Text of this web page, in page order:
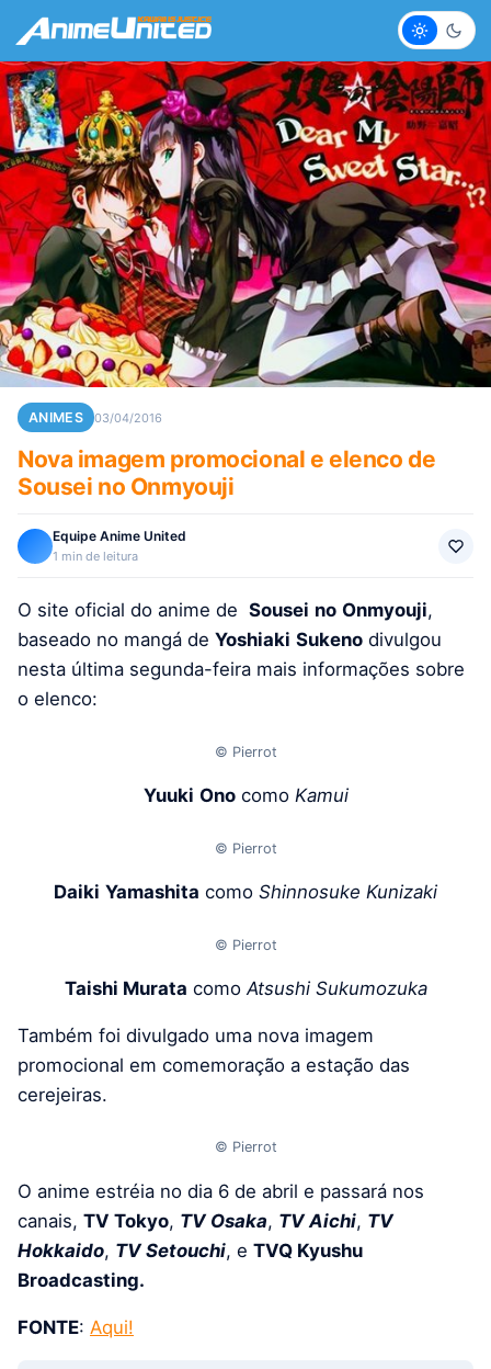
Claro
ANIMES 03/04/2016
Nova imagem promocional e elenco de
Sousei no Onmyouji
Equipe Anime United
1 min de leitura
O site oficial do anime de Sousei no Onmyouji,
baseado no mangá de Yoshiaki Sukeno divulgou
nesta última segunda-feira mais informações sobre
o elenco:
© Pierrot
Yuuki Onocomo Kamui
© Pierrot
Daiki Yamashita como Shinnosuke Kunizaki
© Pierrot
Taishi Murata comoAtsushi Sukumozuka
Também foi divulgado uma nova imagem
promocional em comemoração a estação das
cerejeiras.
© Pierrot
O anime estréia no dia 6 de abril e passará nos
canais, TV Tokyo, TV Osaka, TV Aichi, TV
Hokkaido, TV Setouchi, e TVQ Kyushu
Broadcasting.
FONTE: Aqui!